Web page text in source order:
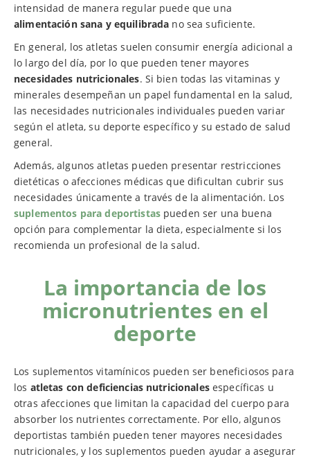
intensidad de manera regular puede que una
alimentación sana y equilibrada no sea suficiente.
En general, los atletas suelen consumir energía adicional a
lo largo del día, por lo que pueden tener mayores
necesidades nutricionales. Si bien todas las vitaminas y
minerales desempeñan un papel fundamental en la salud,
las necesidades nutricionales individuales pueden variar
según el atleta, su deporte específico y su estado de salud
general.
Además, algunos atletas pueden presentar restricciones
dietéticas o afecciones médicas que dificultan cubrir sus
necesidades únicamente a través de la alimentación. Los
suplementos para deportistaspueden ser una buena
opción para complementar la dieta, especialmente si los
recomienda un profesional de la salud.
La importancia de los
micronutrientes en el
deporte
Los suplementos vitamínicos pueden ser beneficiosos para
los atletas con deficiencias nutricionalesespecíficas u
otras afecciones que limitan la capacidad del cuerpo para
absorber los nutrientes correctamente. Por ello, algunos
deportistas también pueden tener mayores necesidades
nutricionales, y los suplementos pueden ayudar a asegurar